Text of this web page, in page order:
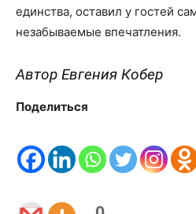
единства, оставил у гостей
незабываемые впечатления.
Автор Евгения Кобер
Поделиться